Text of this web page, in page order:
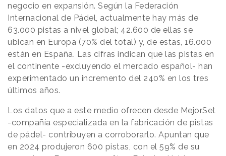
negocio en expansión. Según la Federación
Internacional de Pádel, actualmente hay más de
63.000 pistas a nivel global; 42.600 de ellas se
ubican en Europa (70% del total) y, de estas, 16.000
están en España. Las cifras indican que las pistas en
el continente -excluyendo el mercado español- han
experimentado un incremento del 240% en los tres
últimos años.
Los datos que a este medio ofrecen desde MejorSet
-compañía especializada en la fabricación de pistas
de pádel- contribuyen a corroborarlo. Apuntan que
en 2024 produjeron 600 pistas, con el 59% de su